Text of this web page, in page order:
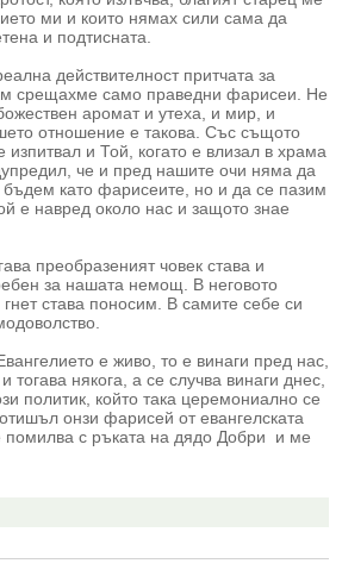
ми и които нямах сили сама да
и подтисната.
действителност притчата за
срещахме само праведни фарисеи. Не
аромат и утеха, и мир, и
отношение е такова. Със същото
и Той, когато е влизал в храма
че и пред нашите очи няма да
като фарисеите, но и да се пазим
е навред около нас и защото знае
преобразеният човек става и
за нашата немощ. В неговото
става поносим. В самите себе си
е живо, то е винаги пред нас,
някога, а се случва винаги днес,
политик, който така церемониално се
онзи фарисей от евангелската
помилва с ръката на дядо Добри и ме